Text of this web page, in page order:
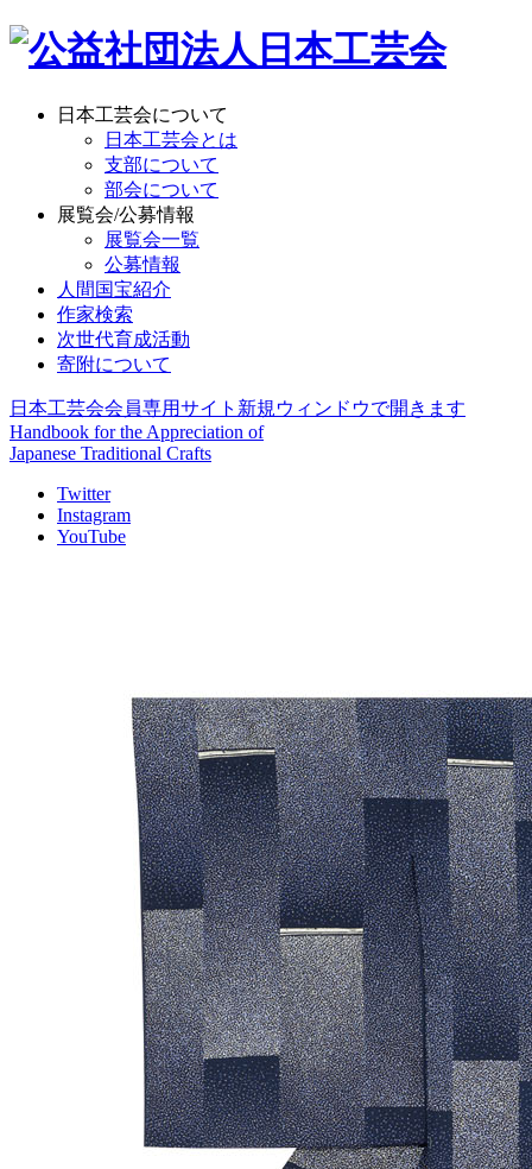
日本工芸会について
日本工芸会とは
支部について
部会について
展覧会/公募情報
展覧会一覧
公募情報
人間国宝紹介
作家検索
次世代育成活動
寄附について
日本工芸会会員専用サイト 新規ウィンドウで開きます
Handbook for the Appreciation of
Japanese Traditional Crafts
Twitter
Instagram
YouTube